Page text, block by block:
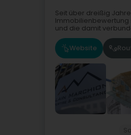
Seit über dreißig
Immobilienbewertung
und die damit
Website